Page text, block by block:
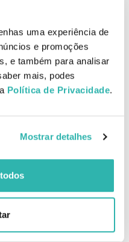
uma experiência de
e promoções
e também para analisar
mais, podes
Política de Privacidade.
Mostrar detalhes
Shampoo Antifrizz 1000ml
€22. €25. PVPR